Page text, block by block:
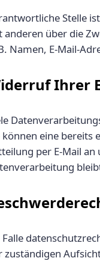
Stelle
anderen über die
Namen, E-Mail-
Ihrer
können eine
per E-Mail
zuständigen